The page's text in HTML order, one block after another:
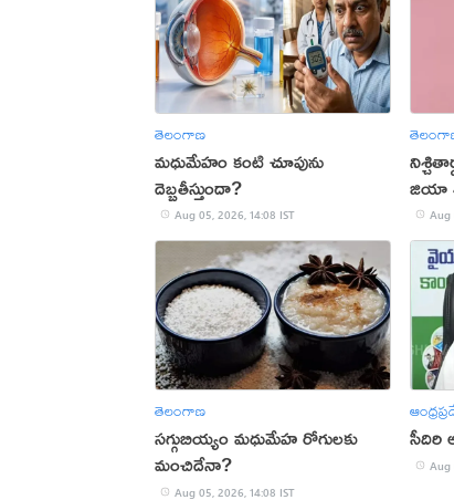
తెలంగాణ
మధుమేహం కంటి చూపును
దెబ్బతీస్తుందా?
Aug 05, 2026, 14:08 IST
జియా
Aug
తెలంగాణ
సగ్గుబియ్యం మధుమేహ రోగులకు
మంచిదేనా?
Aug 05, 2026, 14:08 IST
సీదిరి
Aug